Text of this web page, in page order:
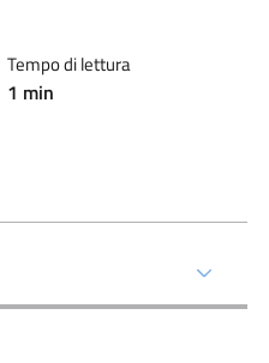
Tempo di lettura
1 min